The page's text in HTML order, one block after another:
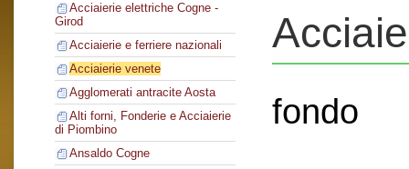
Acciaierie elettriche Cogne -
Girod
Acciaierie e ferriere nazionali
Acciaierie venete
Agglomerati antracite Aosta
Alti forni, Fonderie e Acciaierie
di Piombino
Ansaldo Cogne
fondo